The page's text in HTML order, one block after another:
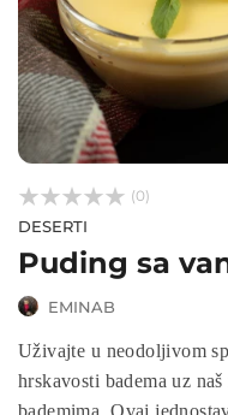


 (0)
DESERTI
Puding sa
EMINAB
Uživajte u neodoljivom
hrskavosti badema uz